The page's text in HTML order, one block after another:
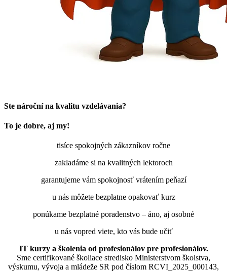
Ste nároční na kvalitu vzdelávania?
To je dobre, aj my!
tisíce spokojných zákazníkov ročne
zakladáme si na kvalitných lektoroch
garantujeme vám spokojnosť vrátením peňazí
u nás môžete bezplatne opakovať kurz
ponúkame bezplatné poradenstvo – áno, aj osobné
u nás vopred viete, kto vás bude učiť
IT kurzy a školenia od profesionálov pre profesionálov.
Sme certifikované školiace stredisko Ministerstvom školstva,
výskumu, vývoja a mládeže SR pod číslom RCVI_2025_000143,